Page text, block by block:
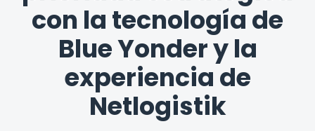
con la tecnología de
Blue Yonder y la
experiencia de
Netlogistik